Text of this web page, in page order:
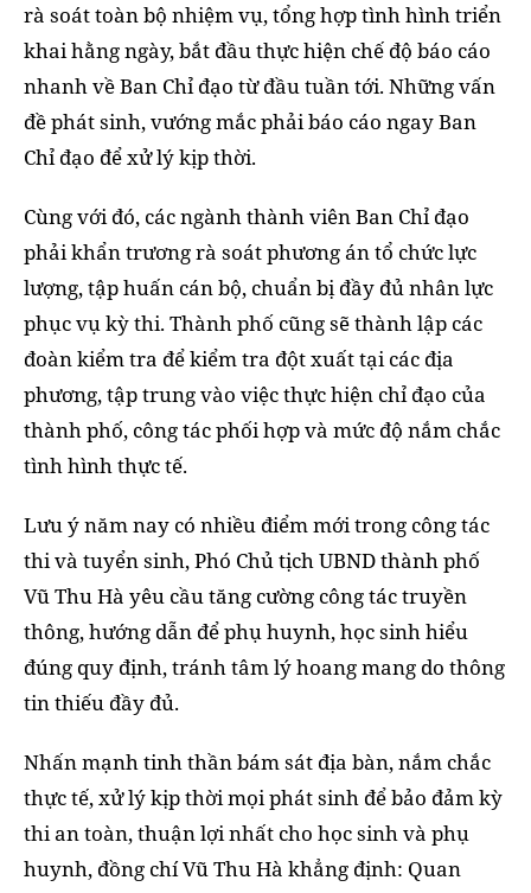
rà soát toàn bộ nhiệm vụ, tổng hợp tình hình triển
khai hằng ngày, bắt đầu thực hiện chế độ báo cáo
nhanh về Ban Chỉ đạo từ đầu tuần tới. Những vấn
đề phát sinh, vướng mắc phải báo cáo ngay Ban
Chỉ đạo để xử lý kịp thời.
Cùng với đó, các ngành thành viên Ban Chỉ đạo
phải khẩn trương rà soát phương án tổ chức lực
lượng, tập huấn cán bộ, chuẩn bị đầy đủ nhân lực
phục vụ kỳ thi. Thành phố cũng sẽ thành lập các
đoàn kiểm tra để kiểm tra đột xuất tại các địa
phương, tập trung vào việc thực hiện chỉ đạo của
thành phố, công tác phối hợp và mức độ nắm chắc
tình hình thực tế.
Lưu ý năm nay có nhiều điểm mới trong công tác
thi và tuyển sinh, Phó Chủ tịch UBND thành phố
Vũ Thu Hà yêu cầu tăng cường công tác truyền
thông, hướng dẫn để phụ huynh, học sinh hiểu
đúng quy định, tránh tâm lý hoang mang do thông
tin thiếu đầy đủ.
Nhấn mạnh tinh thần bám sát địa bàn, nắm chắc
thực tế, xử lý kịp thời mọi phát sinh để bảo đảm kỳ
thi an toàn, thuận lợi nhất cho học sinh và phụ
huynh, đồng chí Vũ Thu Hà khẳng định: Quan